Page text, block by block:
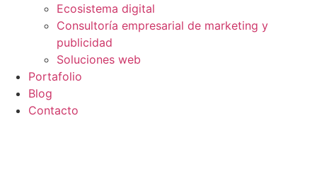
Ecosistema digital
Consultoría empresarial de marketing y
publicidad
Soluciones web
Portafolio
Blog
Contacto